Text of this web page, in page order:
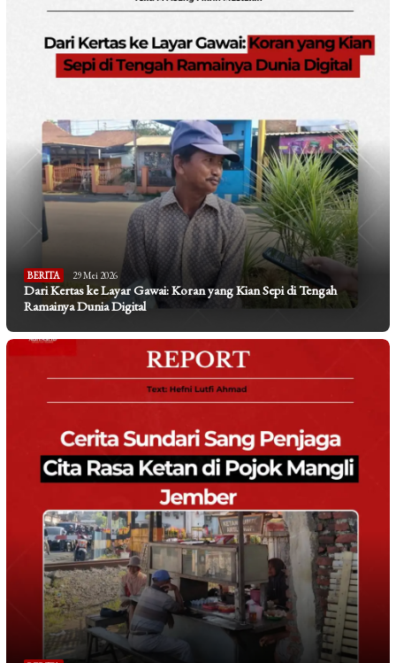
BERITA 29 Mei 2026
Dari Kertas ke Layar Gawai: Koran yang Kian Sepi di Tengah
Ramainya Dunia Digital